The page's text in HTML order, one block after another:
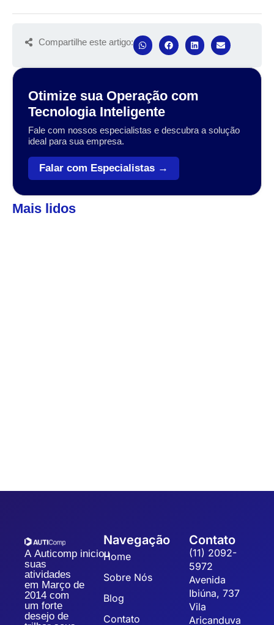
Compartilhe este artigo:
Otimize sua Operação com
Tecnologia Inteligente
Fale com nossos especialistas e descubra a solução
ideal para sua empresa.
Falar com Especialistas →
Mais lidos
A Auticomp iniciou
suas
atividades
em Março de
2014 com
um forte
desejo de
Navegação
Home
Sobre Nós
Blog
Contato
Contato
(11) 2092-
5972
Avenida
Ibiúna, 737
Vila
Aricanduva